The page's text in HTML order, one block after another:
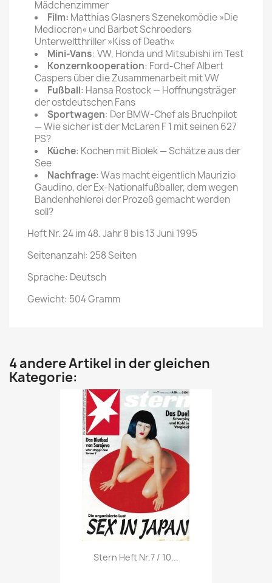
Mädchenzimmer
Film: Matthias Glasners Szenekomödie »Die
Mediocren« und Barbet Schroeders
Unterweltthriller »Kiss of Death«
Mini-Vans: VW, Honda und Mitsubishi im Test
Konzernkooperation: Ford-Chef Albert
Caspers über die Zusammenarbeit mit VW
Fußball: Hansa Rostock — Hoffnungsträger
der ostdeutschen Fans
Sportwagen: Der BMW-Chef als Bruchpilot
— Wie sicher ist der McLaren F 1 mit seinen 627
PS?
Küche: Kochen mit Biolek — Schätze aus der
See
Nachfrage: Was macht eigentlich Maurizio
Gaudino, der Ex-Nationalfußballer, dem wegen
Bandenhehlerei der Prozeß gemacht werden
soll?
Heft Nr. 24 im 48. Jahr 8 bis 13 Juni 1995
Seitenanzahl: 258 Seiten
Sprache: Deutsch
Gewicht: 504 Gramm
4 andere Artikel in der gleichen
Kategorie:
Vorschau
Stern Heft Nr.7 / 10...